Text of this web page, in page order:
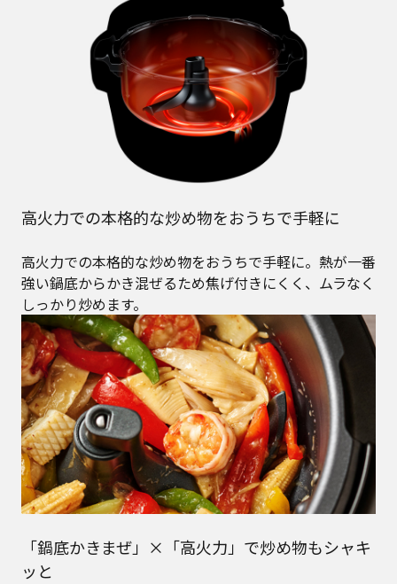
高火力での本格的な炒め物をおうちで手軽に
高火力での本格的な炒め物をおうちで手軽に。熱が一番
強い鍋底からかき混ぜるため焦げ付きにくく、ムラなく
しっかり炒めます。
「鍋底かきまぜ」×「高火力」で炒め物もシャキ
ッと